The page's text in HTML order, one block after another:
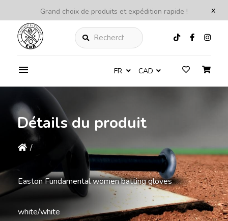
x
Grand choix de produits et expédition rapide !
Rechercher
FR CAD
Détails du produit
/
Easton Fundamental women batting gloves
white/white